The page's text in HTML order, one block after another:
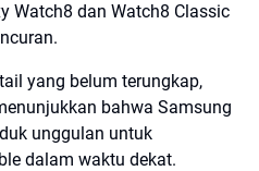
Watch8 dan Watch8 Classic
yang belum terungkap,
bahwa Samsung
unggulan untuk
dalam waktu dekat.